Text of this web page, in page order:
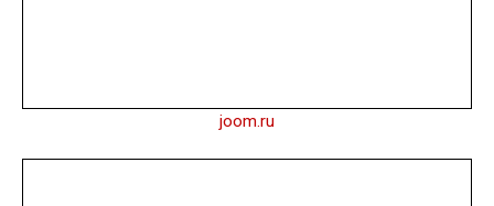
joom.ru